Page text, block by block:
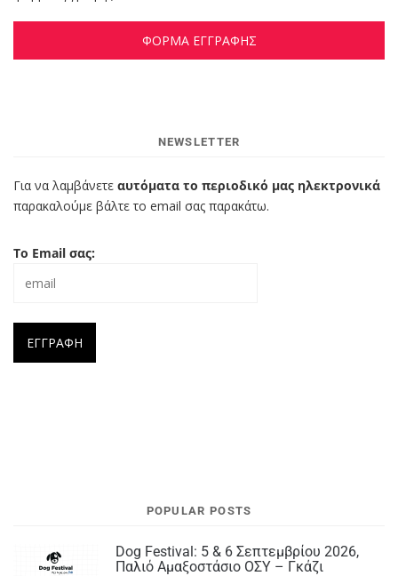
ΦΟΡΜΑ ΕΓΓΡΑΦΗΣ
NEWSLETTER
Για να λαμβάνετε αυτόματα το περιοδικό μας ηλεκτρονικά
παρακαλούμε βάλτε το email σας παρακάτω.
Το Email σας:
POPULAR POSTS
Dog Festival: 5 & 6 Σεπτεμβρίου 2026,
Παλιό Αμαξοστάσιο ΟΣΥ – Γκάζι